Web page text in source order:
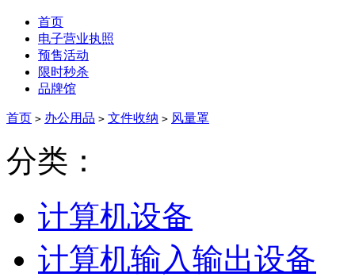
首页
电子营业执照
预售活动
限时秒杀
品牌馆
首页 > 办公用品 > 文件收纳 > 风量罩
分类：
计算机设备
计算机输入输出设备